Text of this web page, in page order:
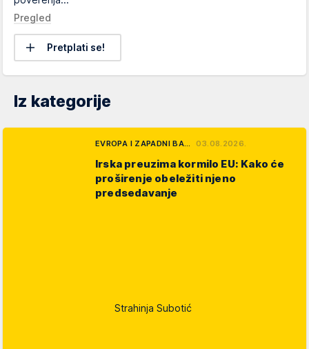
Pregled
Pretplati se!
Iz kategorije
EVROPA I ZAPADNI BA… 03.08.2026.
Irska preuzima kormilo EU: Kako će
proširenje obeležiti njeno
predsedavanje
Strahinja Subotić